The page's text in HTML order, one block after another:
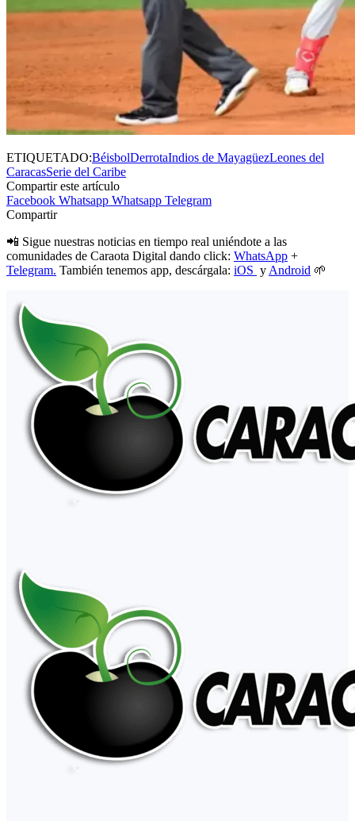
ETIQUETADO:BéisbolDerrotaIndios de MayagüezLeones del
CaracasSerie del Caribe
Compartir este artículo
Facebook Whatsapp Whatsapp Telegram
Compartir
📲 Sigue nuestras noticias en tiempo real uniéndote a las
comunidades de Caraota Digital dando click: WhatsApp +
Telegram. También tenemos app, descárgala: iOS y Android 🌱